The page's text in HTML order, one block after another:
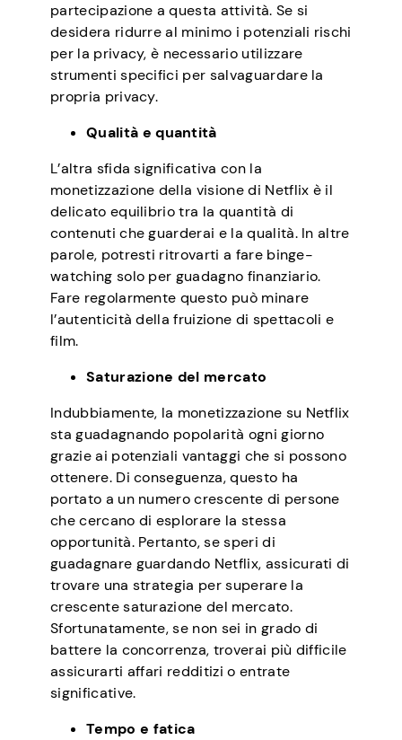
partecipazione a questa attività. Se si
desidera ridurre al minimo i potenziali rischi
per la privacy, è necessario utilizzare
strumenti specifici per salvaguardare la
propria privacy.
Qualità e quantità
L’altra sfida significativa con la
monetizzazione della visione di Netflix è il
delicato equilibrio tra la quantità di
contenuti che guarderai e la qualità. In altre
parole, potresti ritrovarti a fare binge-
watching solo per guadagno finanziario.
Fare regolarmente questo può minare
l’autenticità della fruizione di spettacoli e
film.
Saturazione del mercato
Indubbiamente, la monetizzazione su Netflix
sta guadagnando popolarità ogni giorno
grazie ai potenziali vantaggi che si possono
ottenere. Di conseguenza, questo ha
portato a un numero crescente di persone
che cercano di esplorare la stessa
opportunità. Pertanto, se speri di
guadagnare guardando Netflix, assicurati di
trovare una strategia per superare la
crescente saturazione del mercato.
Sfortunatamente, se non sei in grado di
battere la concorrenza, troverai più difficile
assicurarti affari redditizi o entrate
significative.
Tempo e fatica